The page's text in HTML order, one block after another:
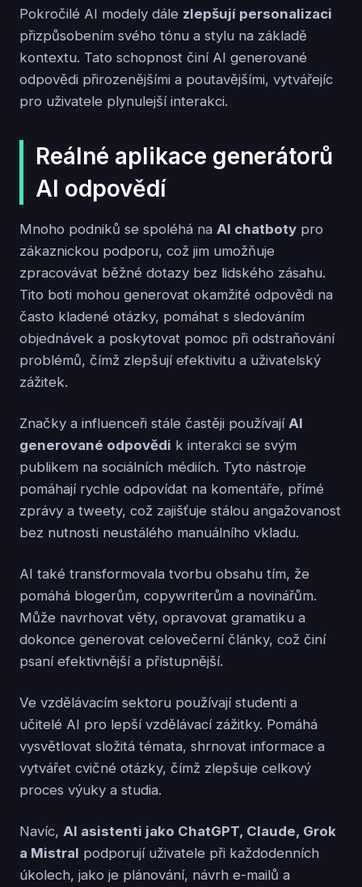
Pokročilé AI modely dále zlepšují personalizaci
přizpůsobením svého tónu a stylu na základě
kontextu. Tato schopnost činí AI generované
odpovědi přirozenějšími a poutavějšími, vytvářejíc
pro uživatele plynulejší interakci.
Reálné aplikace generátorů
AI odpovědí
Mnoho podniků se spoléhá na AI chatboty pro
zákaznickou podporu, což jim umožňuje
zpracovávat běžné dotazy bez lidského zásahu.
Tito boti mohou generovat okamžité odpovědi na
často kladené otázky, pomáhat s sledováním
objednávek a poskytovat pomoc při odstraňování
problémů, čímž zlepšují efektivitu a uživatelský
zážitek.
Značky a influenceři stále častěji používají AI
generované odpovědi k interakci se svým
publikem na sociálních médiích. Tyto nástroje
pomáhají rychle odpovídat na komentáře, přímé
zprávy a tweety, což zajišťuje stálou angažovanost
bez nutnosti neustálého manuálního vkladu.
AI také transformovala tvorbu obsahu tím, že
pomáhá blogerům, copywriterům a novinářům.
Může navrhovat věty, opravovat gramatiku a
dokonce generovat celovečerní články, což činí
psaní efektivnější a přístupnější.
Ve vzdělávacím sektoru používají studenti a
učitelé AI pro lepší vzdělávací zážitky. Pomáhá
vysvětlovat složitá témata, shrnovat informace a
vytvářet cvičné otázky, čímž zlepšuje celkový
proces výuky a studia.
Navíc, AI asistenti jako ChatGPT, Claude, Grok
a Mistral podporují uživatele při každodenních
úkolech, jako je plánování, návrh e-mailů a